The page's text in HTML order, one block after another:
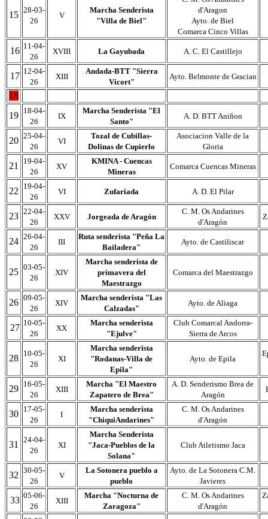
15 28-03-
26
V
Marcha Senderista
"Villa de Biel"
d'Aragon
Ayto. de Biel
Comarca Cinco Villas
16 11-04-
26
XVIII La Gayubada A. C. El Castillejo
17 12-04-
26
XIII
Andada-BTT "Sierra
Vicort"
Ayto. Belmonte de Gracian
18
19 18-04-
26
IX
Marcha Senderista "El
Santo"
A. D. BTT Aniñon
20 25-04-
26
VI
Tozal de Cubillas-
Dolinas de Cupierlo
Asociacion Valle de la
Gloria
21
19-04-
26
XV
KMINA - Cuencas
Mineras
Comarca Cuencas Mineras
22
19-04-
26
VI Zufariada A. D. El Pilar
23 22-04-
26
XXV Jorgeada de Aragón
C. M. Os Andarines
d'Aragón
24 26-04-
26
III
Ruta senderista "Peña La
Bailadera"
Ayto. de Castiliscar
25 03-05-
26
XIV
Marcha senderista de
primavera del
Maestrazgo
Comarca del Maestrazgo
26 09-05-
26
XIV
Marcha senderista "Las
Calzadas"
Ayto. de Aliaga
27 10-05-
26
XX
Marcha senderista
"Ejulve"
Club Comarcal Andorra-
Sierra de Arcos
28 10-05-
26
XI
Marcha senderista
"Rodanas-Villa de
Epila"
Ayto. de Epila
29 16-05-
26
XIII
Marcha "El Maestro
Zapatero de Brea"
A. D. Senderismo Brea de
Aragón
30 17-05-
26
I
Marcha senderista
"ChiquiAndarines"
C. M. Os Andarines
d'Aragón
31
24-04-
26
XI
Marcha Senderista
"Jaca-Pueblos de la
Solana"
Club Atletismo Jaca
32 30-05-
26
V
La Sotonera pueblo a
pueblo
Ayto. de La Sotonera C.M.
Javieres
33 05-06-
26
XIII
Marcha "Nocturna de
Zaragoza"
C. M. Os Andarines
d'Aragón